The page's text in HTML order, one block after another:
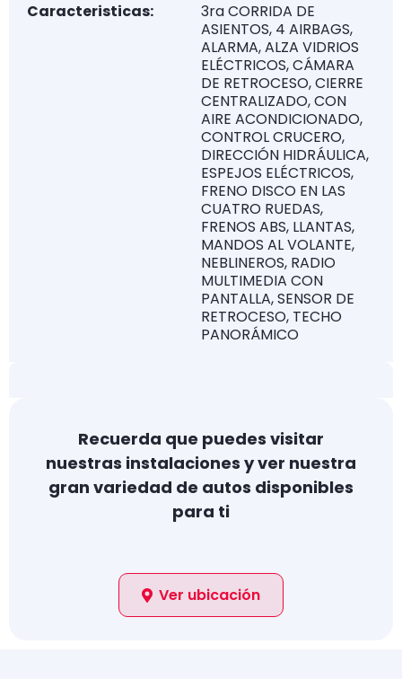
Caracteristicas:
3ra CORRIDA DE
ASIENTOS, 4 AIRBAGS,
ALARMA, ALZA VIDRIOS
ELÉCTRICOS, CÁMARA
DE RETROCESO, CIERRE
CENTRALIZADO, CON
AIRE ACONDICIONADO,
CONTROL CRUCERO,
DIRECCIÓN HIDRÁULICA,
ESPEJOS ELÉCTRICOS,
FRENO DISCO EN LAS
CUATRO RUEDAS,
FRENOS ABS, LLANTAS,
MANDOS AL VOLANTE,
NEBLINEROS, RADIO
MULTIMEDIA CON
PANTALLA, SENSOR DE
RETROCESO, TECHO
PANORÁMICO
Recuerda que puedes visitar
nuestras instalaciones y ver nuestra
gran variedad de autos disponibles
para ti
Ver ubicación